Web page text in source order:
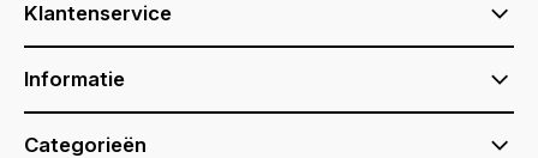
Klantenservice
Informatie
Categorieën